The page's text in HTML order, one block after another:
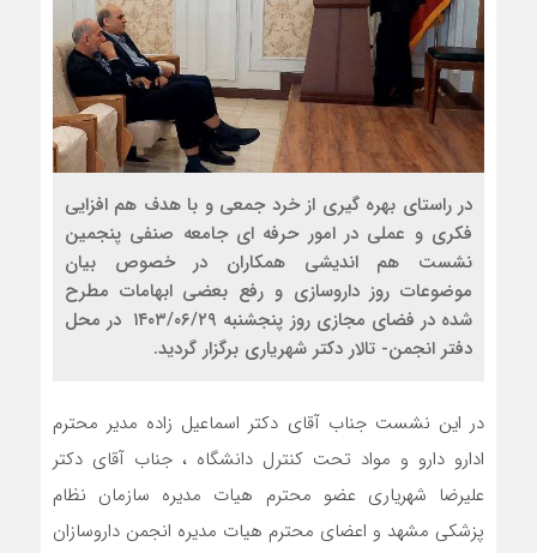
در راستای بهره گیری از خرد جمعی و با هدف هم افزایی
فکری و عملی در امور حرفه ای جامعه صنفی پنجمین
نشست هم اندیشی همکاران در خصوص بیان
موضوعات روز داروسازی و رفع بعضی ابهامات مطرح
شده در فضای مجازی روز پنجشنبه ۱۴۰۳/۰۶/۲۹ در محل
دفتر انجمن- تالار دکتر شهریاری برگزار گردید.
در این نشست جناب آقای دکتر اسماعیل زاده مدیر محترم
ادارو دارو و مواد تحت کنترل دانشگاه ، جناب آقای دکتر
علیرضا شهریاری عضو محترم هیات مدیره سازمان نظام
پزشکی مشهد و اعضای محترم هیات مدیره انجمن داروسازان